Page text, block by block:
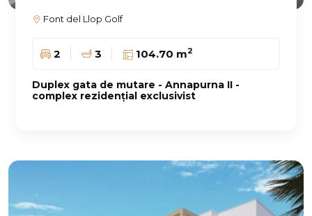
Font del Llop Golf
2 3 104.70 m2
Duplex gata de mutare - Annapurna II -
complex rezidențial exclusivist